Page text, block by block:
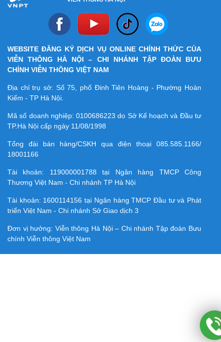
WEBSITE ĐĂNG KÝ DỊCH VỤ ONLINE CHÍNH THỨC CỦA
VIỄN THÔNG HÀ NỘI – CHI NHÁNH TẬP ĐOÀN BƯU
CHÍNH VIỄN THÔNG VIỆT NAM
Địa chỉ trụ sở: Số 75, phố Đinh Tiên Hoàng - Phường Hoàn
Kiếm - TP Hà Nội.
Mã số doanh nghiệp:0100686223 do Sở Kế hoạch và Đầu tư
TP.Hà Nội cấp ngày 11/08/1998
Tổng đài bán hàng/CSKH qua điện thoại 085.585.1166/
18001166
Tài khoản: 119000001788 tại Ngân hàng TMCP Công
Thương Việt Nam - Chi nhánh TP Hà Nội
Tài khoản: 1600114156 tại Ngân hàng TMCP Ðầu tư và Phát
triển Việt Nam - Chi nhánh Sở Giao dịch 3
Đơn vị hưởng: Viễn thông Hà Nội – Chi nhánh Tập đoàn Bưu
chính Viễn thông Việt Nam